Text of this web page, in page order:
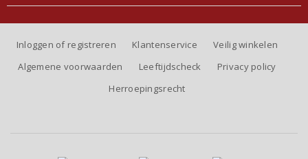
Inloggen of registreren Klantenservice
Veilig winkelen
Algemene voorwaarden
Leeftijdscheck
Privacy policy
Herroepingsrecht